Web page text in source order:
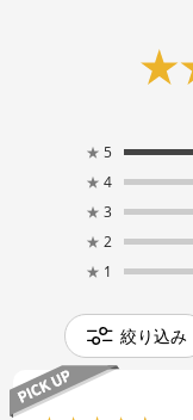
★ 5
★ 4
★ 3
★ 2
★ 1
絞り込み